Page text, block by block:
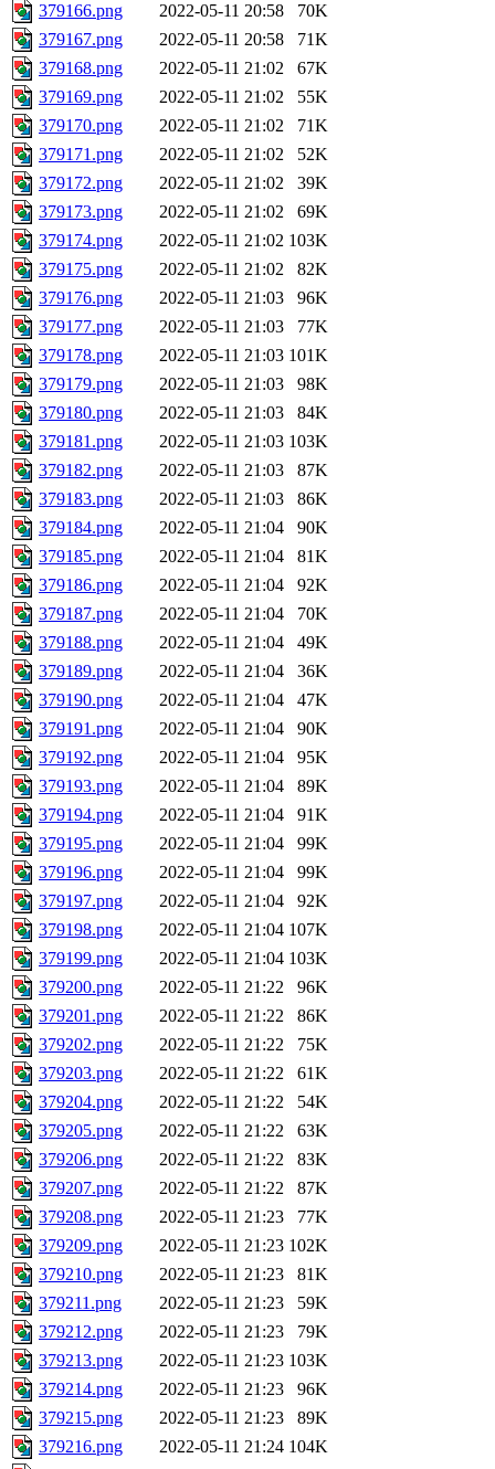
379166.png
2022-05-11 20:58
70K
379167.png
2022-05-11 20:58
71K
379168.png
2022-05-11 21:02
67K
379169.png
2022-05-11 21:02
55K
379170.png
2022-05-11 21:02
71K
379171.png
2022-05-11 21:02
52K
379172.png
2022-05-11 21:02
39K
379173.png
2022-05-11 21:02
69K
379174.png
2022-05-11 21:02 103K
379175.png
2022-05-11 21:02
82K
379176.png
2022-05-11 21:03
96K
379177.png
2022-05-11 21:03
77K
379178.png
2022-05-11 21:03 101K
379179.png
2022-05-11 21:03
98K
379180.png
2022-05-11 21:03
84K
379181.png
2022-05-11 21:03 103K
379182.png
2022-05-11 21:03
87K
379183.png
2022-05-11 21:03
86K
379184.png
2022-05-11 21:04
90K
379185.png
2022-05-11 21:04
81K
379186.png
2022-05-11 21:04
92K
379187.png
2022-05-11 21:04
70K
379188.png
2022-05-11 21:04
49K
379189.png
2022-05-11 21:04
36K
379190.png
2022-05-11 21:04
47K
379191.png
2022-05-11 21:04
90K
379192.png
2022-05-11 21:04
95K
379193.png
2022-05-11 21:04
89K
379194.png
2022-05-11 21:04
91K
379195.png
2022-05-11 21:04
99K
379196.png
2022-05-11 21:04
99K
379197.png
2022-05-11 21:04
92K
379198.png
2022-05-11 21:04 107K
379199.png
2022-05-11 21:04 103K
379200.png
2022-05-11 21:22
96K
379201.png
2022-05-11 21:22
86K
379202.png
2022-05-11 21:22
75K
379203.png
2022-05-11 21:22
61K
379204.png
2022-05-11 21:22
54K
379205.png
2022-05-11 21:22
63K
379206.png
2022-05-11 21:22
83K
379207.png
2022-05-11 21:22
87K
379208.png
2022-05-11 21:23
77K
379209.png
2022-05-11 21:23 102K
379210.png
2022-05-11 21:23
81K
379211.png
2022-05-11 21:23
59K
379212.png
2022-05-11 21:23
79K
379213.png
2022-05-11 21:23 103K
379214.png
2022-05-11 21:23
96K
379215.png
2022-05-11 21:23
89K
379216.png
2022-05-11 21:24 104K